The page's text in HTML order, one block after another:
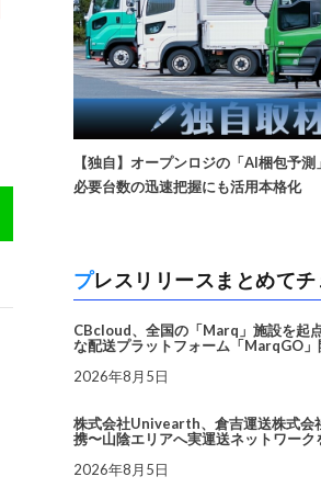
【独自】オープンロジの「AI梱包予
必要台数の迅速把握にも活用本格化
プレスリリースまとめて
CBcloud、全国の「Marq」施設を起
な配送プラットフォーム「MarqGO」
2026年8月5日
株式会社Univearth、倉吉運送株式会
携〜山陰エリアへ実運送ネットワーク
2026年8月5日